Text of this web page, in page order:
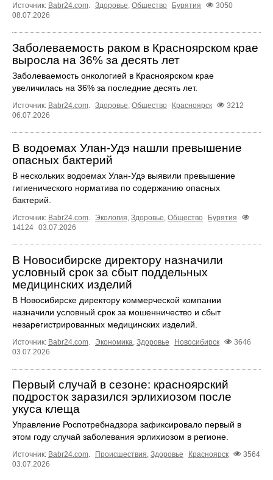
Источник: Babr24.com. Здоровье, Общество Бурятия
3050
08.07.2026
Заболеваемость раком в Красноярском крае
выросла на 36% за десять лет
Заболеваемость онкологией в Красноярском крае
увеличилась на 36% за последние десять лет.
Источник: Babr24.com. Здоровье, Общество Красноярск
3212
06.07.2026
В водоемах Улан-Удэ нашли превышение
опасных бактерий
В нескольких водоемах Улан-Удэ выявили превышение
гигиенического норматива по содержанию опасных
бактерий.
Источник: Babr24.com. Экология, Здоровье, Общество
Бурятия
14124 03.07.2026
В Новосибирске директору назначили
условный срок за сбыт поддельных
медицинских изделий
В Новосибирске директору коммерческой компании
назначили условный срок за мошенничество и сбыт
незарегистрированных медицинских изделий.
Источник: Babr24.com. Экономика, Здоровье Новосибирск
3646
03.07.2026
Первый случай в сезоне: красноярский
подросток заразился эрлихиозом после
укуса клеща
Управление Роспотребнадзора зафиксировало первый в
этом году случай заболевания эрлихиозом в регионе.
Источник: Babr24.com. Происшествия, Здоровье Красноярск
3564
03.07.2026